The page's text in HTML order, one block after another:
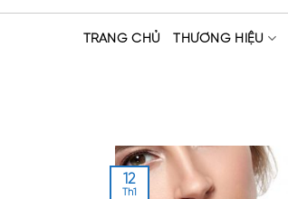
TRANG CHỦ THƯƠNG HIỆU
12
Th1